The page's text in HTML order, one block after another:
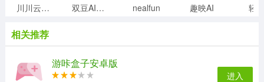
川川云手机正版 双豆AI助手 nealfun 趣映AI 轻
相关推荐
游咔盒子安卓版
进入